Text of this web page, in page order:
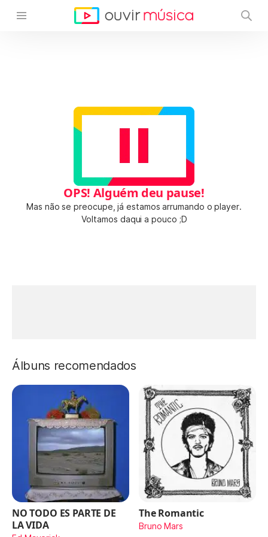
OPS! Alguém deu pause!
Mas não se preocupe, já estamos arrumando o player.
Voltamos daqui a pouco ;D
Álbuns recomendados
NO TODO ES PARTE DE
LA VIDA
The Romantic
Bruno Mars